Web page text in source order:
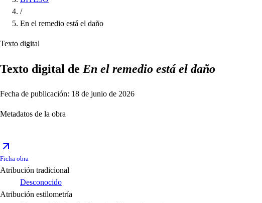
/
En el remedio está el daño
Texto digital
Texto digital de En el remedio está el daño
Fecha de publicación: 18 de junio de 2026
Metadatos de la obra
Ficha obra
Atribución tradicional
Desconocido
Atribución estilometría